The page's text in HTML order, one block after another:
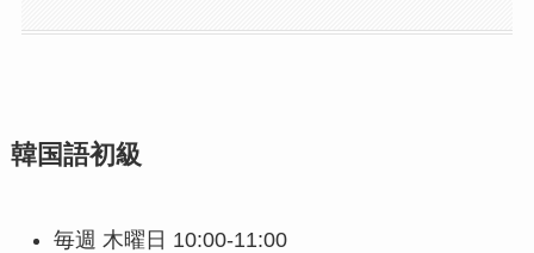
韓国語初級
毎週 木曜日 10:00-11:00